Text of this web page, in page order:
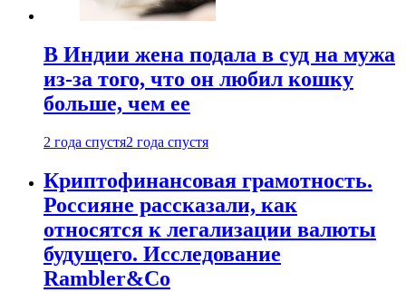
В Индии жена подала в суд на мужа
из-за того, что он любил кошку
больше, чем ее
2 года спустя2 года спустя
Криптофинансовая грамотность.
Россияне рассказали, как
относятся к легализации валюты
будущего. Исследование
Rambler&Co